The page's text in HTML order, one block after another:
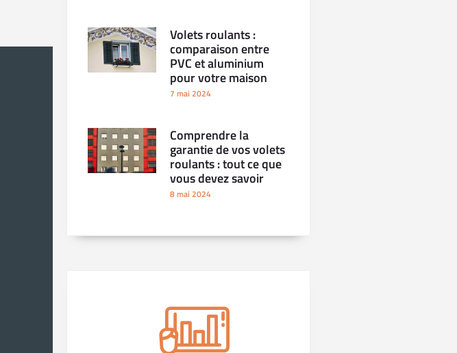
Volets roulants :
comparaison entre
PVC et aluminium
pour votre maison
7 mai 2024
Comprendre la
garantie de vos volets
roulants : tout ce que
vous devez savoir
8 mai 2024